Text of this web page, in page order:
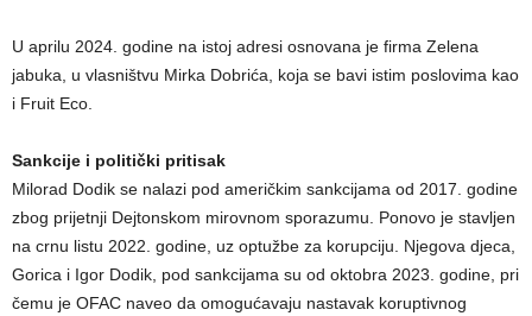
U aprilu 2024. godine na istoj adresi osnovana je firma Zelena
jabuka, u vlasništvu Mirka Dobrića, koja se bavi istim poslovima kao
i Fruit Eco.
Sankcije i politički pritisak
Milorad Dodik se nalazi pod američkim sankcijama od 2017. godine
zbog prijetnji Dejtonskom mirovnom sporazumu. Ponovo je stavljen
na crnu listu 2022. godine, uz optužbe za korupciju. Njegova djeca,
Gorica i Igor Dodik, pod sankcijama su od oktobra 2023. godine, pri
čemu je OFAC naveo da omogućavaju nastavak koruptivnog